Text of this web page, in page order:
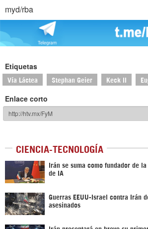
myd/rba
Etiquetas
Vía Láctea Stephan Geier Keck II
Enlace corto
CIENCIA-TECNOLOGÍA
Irán se suma como fundador de
de IA
Guerras EEUU-Israel contra Irán
asesinados
Irán presentará en breve su